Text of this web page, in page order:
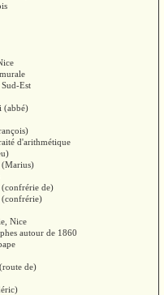
Est
(abbé)
d'arithmétique
(Marius)
(confrérie de)
(confrérie)
Nice
autour de 1860
de)